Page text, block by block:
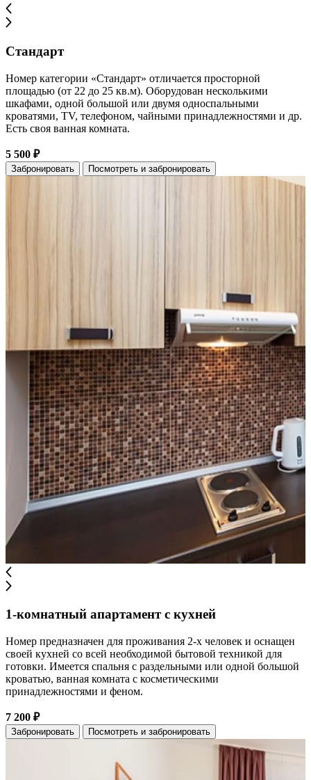
Стандарт
Номер категории «Стандарт» отличается просторной
площадью (от 22 до 25 кв.м). Оборудован несколькими
шкафами, одной большой или двумя односпальными
кроватями, TV, телефоном, чайными принадлежностями и др.
Есть своя ванная комната.
5 500 ₽
Забронировать Посмотреть и забронировать
1-комнатный апартамент с кухней
Номер предназначен для проживания 2-х человек и оснащен
своей кухней со всей необходимой бытовой техникой для
готовки. Имеется спальня с раздельными или одной большой
кроватью, ванная комната с косметическими
принадлежностями и феном.
7 200 ₽
Забронировать Посмотреть и забронировать